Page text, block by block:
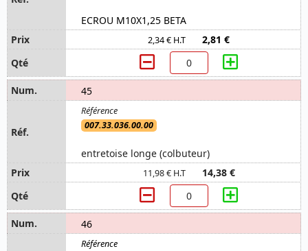
ECROU M10X1,25 BETA
2,34 € H.T 2,81 €
45
007.33.036.00.00
entretoise longe (colbuteur)
11,98 € H.T 14,38 €
46